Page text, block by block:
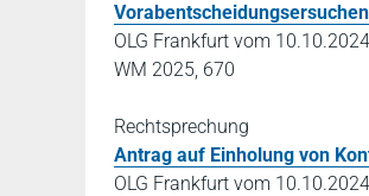
OLG Frankfurt vom
WM 2025, 670
Rechtsprechung
Antrag auf Einholung von
OLG Frankfurt vom